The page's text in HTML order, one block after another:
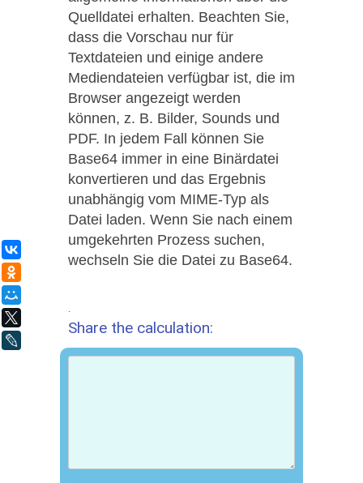
Quelldatei erhalten. Beachten Sie,
dass die Vorschau nur für
Textdateien und einige andere
Mediendateien verfügbar ist, die im
Browser angezeigt werden
können, z. B. Bilder, Sounds und
PDF. In jedem Fall können Sie
Base64 immer in eine Binärdatei
konvertieren und das Ergebnis
unabhängig vom MIME-Typ als
Datei laden. Wenn Sie nach einem
umgekehrten Prozess suchen,
wechseln Sie die Datei zu Base64.
Share the calculation:
ВКонтакте